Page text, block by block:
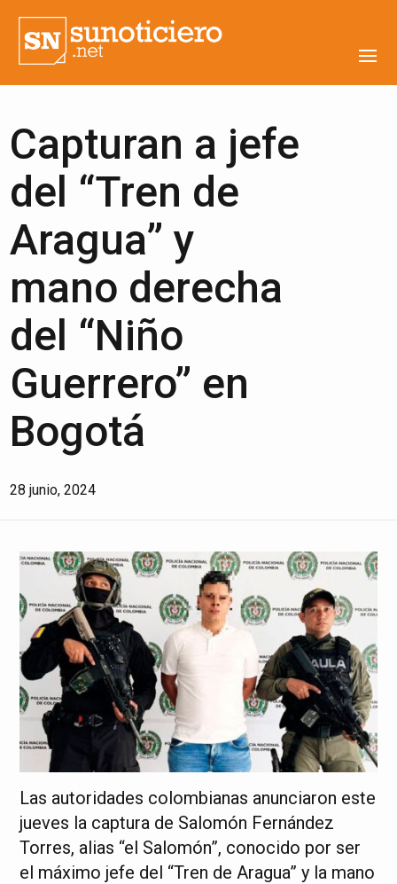
Capturan a jefe
del “Tren de
Aragua” y
mano derecha
del “Niño
Guerrero” en
Bogotá
28 junio, 2024
Las autoridades colombianas anunciaron este
jueves la captura de Salomón Fernández
Torres, alias “el Salomón”, conocido por ser
el máximo jefe del “Tren de Aragua” y la mano